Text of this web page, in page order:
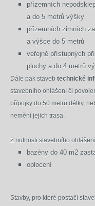
přízemních
a do 5 metrů výšky
přízemních zimních
a výšce do 5 metrů
veřejně přístupných
plochy a do 4 metrů
Dále pak staveb technické
stavebního ohlášení či
přípojky do 50 metrů délky,
nemění jejich trasa.
Z nutnosti stavebního
bazény do 40 m2
oplocení
Stavby, pro které postačí